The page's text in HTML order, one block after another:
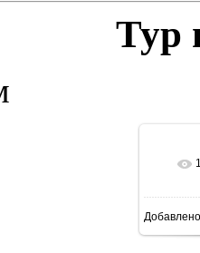
Тур
В